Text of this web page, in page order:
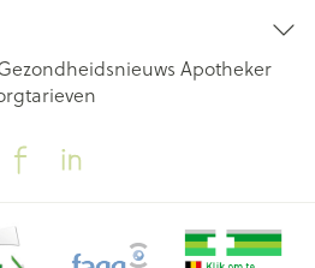
Apotheker